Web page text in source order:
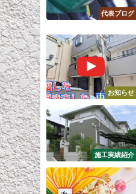
代表ブログ
お知らせ
施工実績紹介